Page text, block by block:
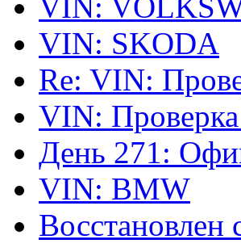
VIN: SKODA
Re: VIN:
VIN:
День 271:
VIN: BMW
Восстановлен